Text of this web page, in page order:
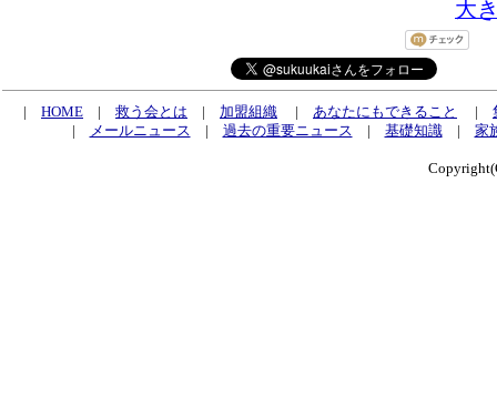
大
| HOME | 救う会とは | 加盟組織 | あなたにもできること |
|
メールニュース | 過去の重要ニュース | 基礎知識| 家